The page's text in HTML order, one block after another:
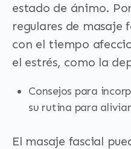
estado de ánimo.
regulares de
con el tiempo
el estrés, como la
Consejos para
su rutina para
El masaje fascial